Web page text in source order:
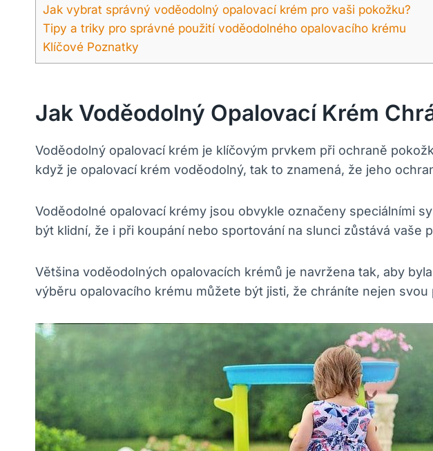
Jak vybrat správný voděodolný opalovací krém pro vaši pokožku?
Tipy a triky pro správné použití voděodolného opalovacího krému
Klíčové Poznatky
Jak Voděodolný Opalovací Krém
Voděodolný opalovací krém je klíčovým prvkem při ochraně
když je opalovací krém voděodolný, tak to znamená, že jeho
Voděodolné opalovací krémy jsou obvykle označeny speciálními
být klidní, že i při koupání nebo sportování na slunci zůstává vaše
Většina voděodolných opalovacích krémů je navržena tak, aby
výběru opalovacího krému můžete být jisti, že chráníte nejen